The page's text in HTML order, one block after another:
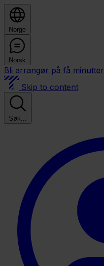
Norge
Norsk
Bli arrangør på få minutter
Skip to content
Søk...